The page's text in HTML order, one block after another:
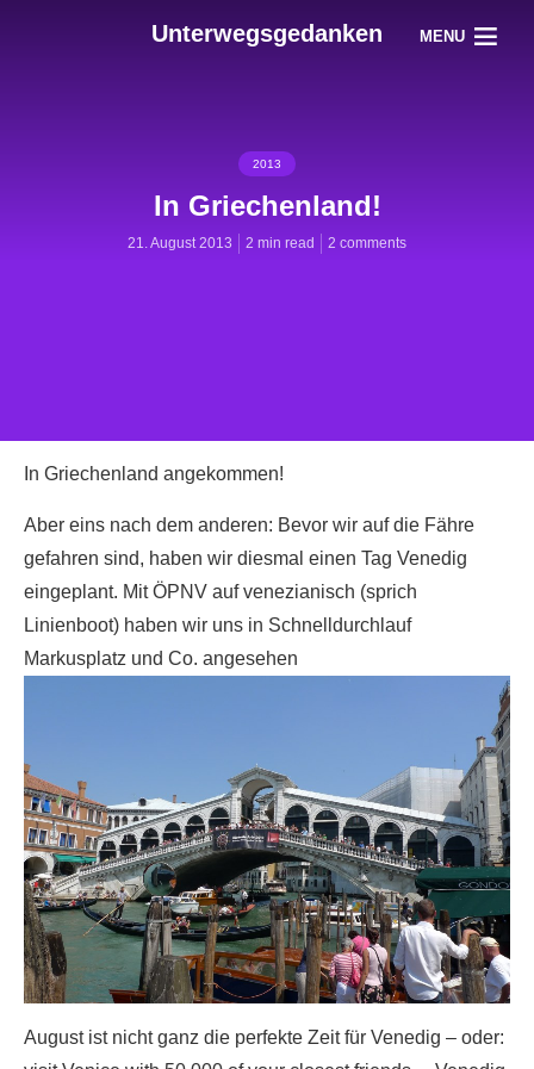
Unterwegsgedanken MENU
2013
In Griechenland!
21. August 2013 2 min read 2 comments
In Griechenland angekommen!
Aber eins nach dem anderen: Bevor wir auf die Fähre
gefahren sind, haben wir diesmal einen Tag Venedig
eingeplant. Mit ÖPNV auf venezianisch (sprich
Linienboot) haben wir uns in Schnelldurchlauf
Markusplatz und Co. angesehen
August ist nicht ganz die perfekte Zeit für Venedig – oder: